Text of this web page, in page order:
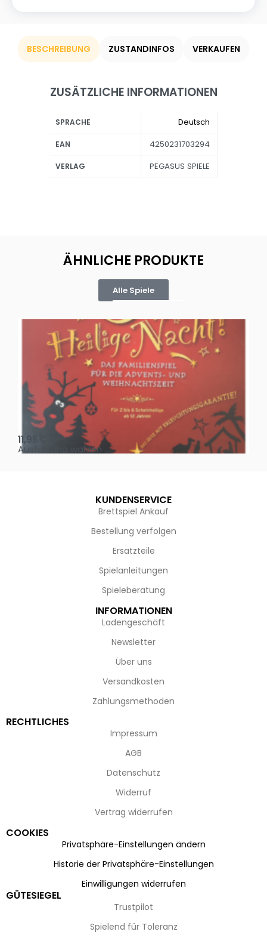
BESCHREIBUNG ZUSTANDINFOS VERKAUFEN
ZUSÄTZLICHE INFORMATIONEN
SPRACHE Deutsch
EAN 4250231703294
VERLAG PEGASUS SPIELE
ÄHNLICHE PRODUKTE
Alle Spiele
Oh, heilige Nacht!
11,95
Ausführung wählen
KUNDENSERVICE
Brettspiel Ankauf
Bestellung verfolgen
Ersatzteile
Spielanleitungen
Spieleberatung
INFORMATIONEN
Ladengeschäft
Newsletter
Über uns
Versandkosten
Zahlungsmethoden
RECHTLICHES
Impressum
AGB
Datenschutz
Widerruf
Vertrag widerrufen
COOKIES
Privatsphäre-Einstellungen ändern
Historie der Privatsphäre-Einstellungen
Einwilligungen widerrufen
GÜTESIEGEL
Trustpilot
Spielend für Toleranz